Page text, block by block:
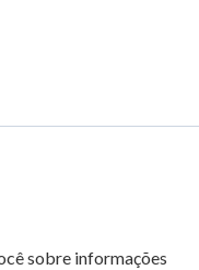
sobre informações